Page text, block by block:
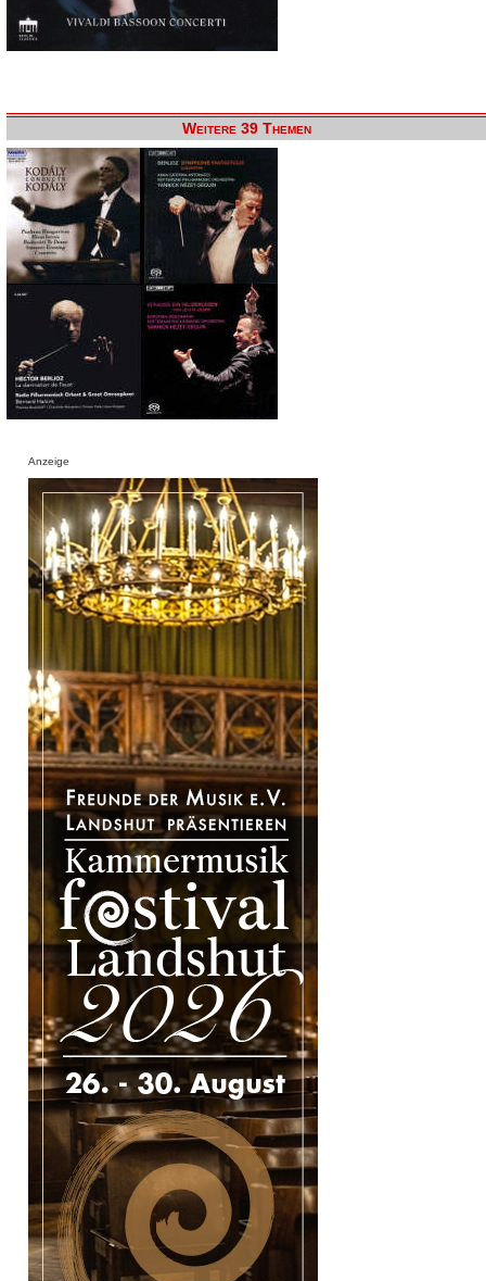
Weitere 39 Themen
Anzeige